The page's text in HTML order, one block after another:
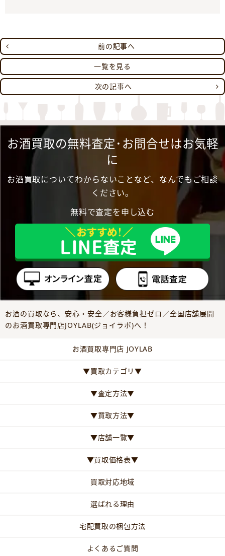
前の記事へ
一覧を見る
次の記事へ
お酒買取の無料査定･お問合せはお気軽
に
お酒買取についてわからないことなど、なんでもご相談
ください。
無料で査定を申し込む
お酒の買取なら、安心・安全／お客様負担ゼロ／全国店舗展開
のお酒買取専門店JOYLAB(ジョイラボ)へ！
お酒買取専門店 JOYLAB
▼買取カテゴリ▼
▼査定方法▼
▼買取方法▼
▼店舗一覧▼
▼買取価格表▼
買取対応地域
選ばれる理由
宅配買取の梱包方法
よくあるご質問